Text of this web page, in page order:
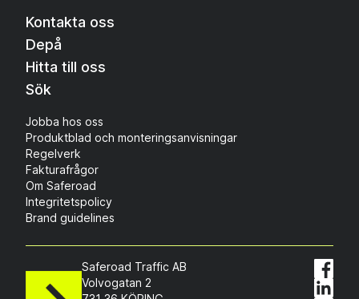
Kontakta oss
Depå
Hitta till oss
Sök
Jobba hos oss
Produktblad och monteringsanvisningar
Regelverk
Fakturafrågor
Om Saferoad
Integritetspolicy
Brand guidelines
Saferoad Traffic AB
Volvogatan 2